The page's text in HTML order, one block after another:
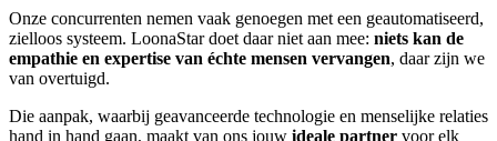
Onze concurrenten nemen vaak genoegen met een geautomatiseerd,
zielloos systeem. LoonaStar doet daar niet aan mee: niets kan de
empathie en expertise van échte mensen vervangen, daar zijn we
van overtuigd.
Die aanpak, waarbij geavanceerde technologie en menselijke relaties
hand in hand gaan, maakt van ons jouw ideale partner voor elk